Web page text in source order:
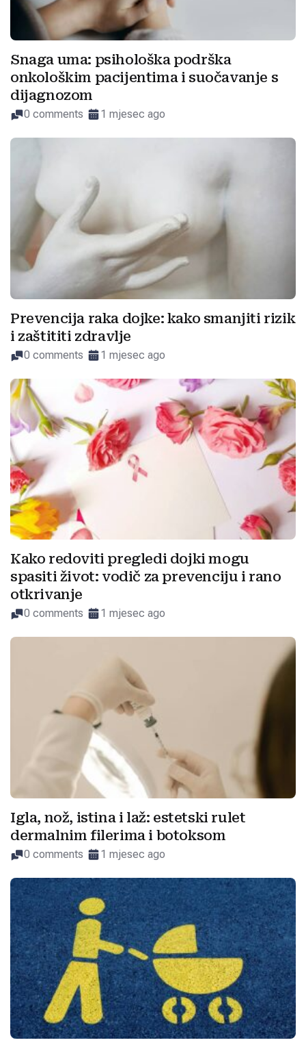
Snaga uma: psihološka podrška
onkološkim pacijentima i suočavanje s
dijagnozom
0 comments 1 mjesec ago
Prevencija raka dojke: kako smanjiti rizik
i zaštititi zdravlje
0 comments 1 mjesec ago
Kako redoviti pregledi dojki mogu
spasiti život: vodič za prevenciju i rano
otkrivanje
0 comments 1 mjesec ago
Igla, nož, istina i laž: estetski rulet
dermalnim filerima i botoksom
0 comments 1 mjesec ago